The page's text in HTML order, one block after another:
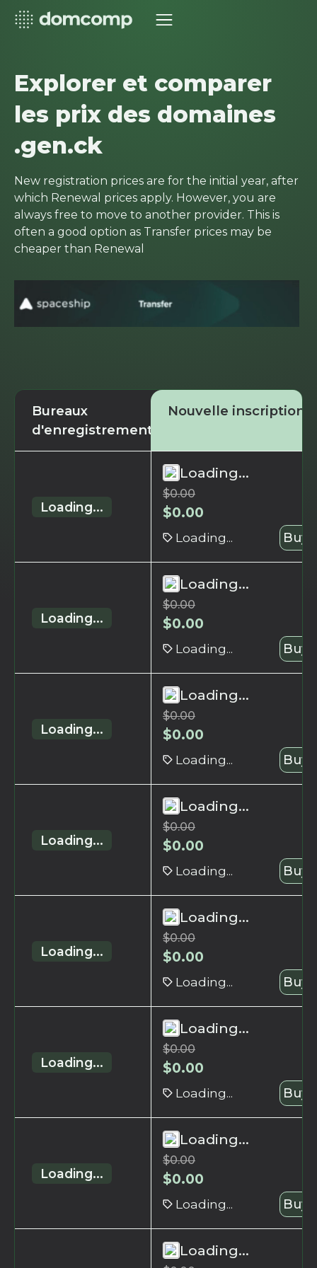
Explorer et comparer
les prix des domaines
.gen.ck
New registration prices are for the initial year, after
which Renewal prices apply. However, you are
always free to move to another provider. This is
often a good option as Transfer prices may be
cheaper than Renewal
Bureaux
d'enregistrement
Nouvelle inscription
Loading...
Loading...
$0.00
$0.00
Loading... Buy
Loading...
Loading...
$0.00
$0.00
Loading... Buy
Loading...
Loading...
$0.00
$0.00
Loading... Buy
Loading...
Loading...
$0.00
$0.00
Loading... Buy
Loading...
Loading...
$0.00
$0.00
Loading... Buy
Loading...
Loading...
$0.00
$0.00
Loading... Buy
Loading...
Loading...
$0.00
$0.00
Loading... Buy
Loading...